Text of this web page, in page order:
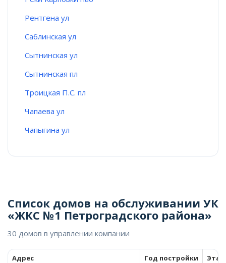
Рентгена ул
Саблинская ул
Сытнинская ул
Сытнинская пл
Троицкая П.С. пл
Чапаева ул
Чапыгина ул
Список домов на обслуживании УК
«ЖКС №1 Петроградского района»
30 домов в управлении компании
Адрес Год постройки